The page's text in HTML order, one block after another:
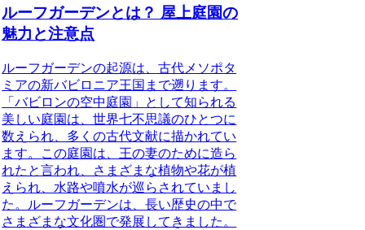
ルーフガーデンとは？ 屋上庭園の
魅力と注意点
ルーフガーデンの起源は、古代メソポタ
ミアの新バビロニア王国まで遡ります。
「バビロンの空中庭園」として知られる
美しい庭園は、世界七不思議のひとつに
数えられ、多くの古代文献に描かれてい
ます。
この庭園は、王の妻のために造ら
れたと言われ、さまざまな植物や花が植
えられ、水路や噴水が巡らされていまし
た。ルーフガーデンは、長い歴史の中で
さまざまな文化圏で発展してきました。